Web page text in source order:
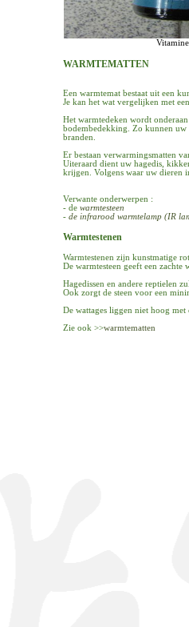
WARMTEMATTEN
Een warmtemat bestaat uit een
Je kan het wat vergelijken met
Het warmtedeken wordt
bodembedekking. Zo kunnen uw
branden.
Er bestaan verwarmingsmatten
Uiteraard dient uw hagedis,
krijgen. Volgens waar uw dieren
Verwante onderwerpen :
- de warmtesteen
- de infrarood warmtelamp (IR
Warmtestenen
Warmtestenen zijn kunstmatige
De warmtesteen geeft een
Hagedissen en andere reptielen
Ook zorgt de steen voor een
De wattages liggen niet hoog
Zie ook >>warmtematten